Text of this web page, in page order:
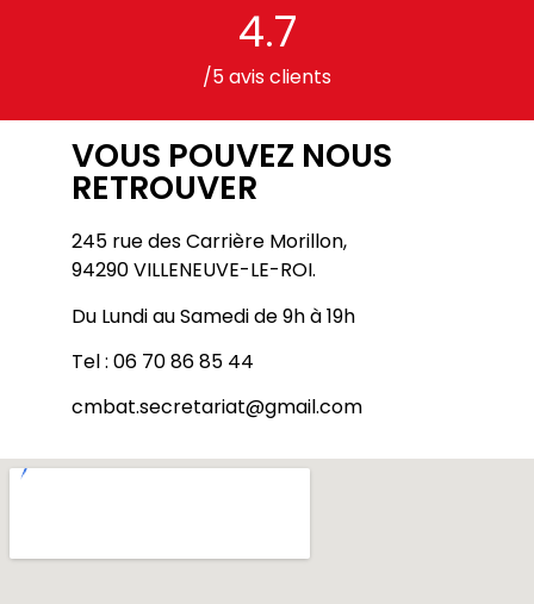
4.7
/5 avis clients
VOUS POUVEZ NOUS
RETROUVER
245 rue des Carrière Morillon,
94290 VILLENEUVE-LE-ROI.
Du Lundi au Samedi de 9h à 19h
Tel : 06 70 86 85 44
cmbat.secretariat@gmail.com